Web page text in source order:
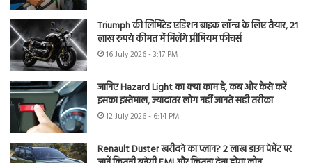
Triumph की लिमिटेड एडिशन बाइक लॉन्च के लिए तैयार, 21
लाख रुपये कीमत में मिलेंगे प्रीमियम फीचर्स
16 July 2026 - 3:17 PM
जानिए Hazard Light का क्या काम है, कब और कैसे करें
इसका इस्तेमाल, ज्यादातर लोग नहीं जानते सही तरीका
12 July 2026 - 6:14 PM
Renault Duster खरीदने का प्लान? 2 लाख डाउन पेमेंट पर